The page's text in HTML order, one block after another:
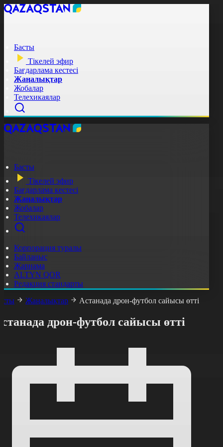
Басты
Тікелей эфир
Бағдарлама кестесі
Жаңалықтар
Жобалар
Телехикаялар
Басты
Тікелей эфир
Бағдарлама кестесі
Жаңалықтар
Жобалар
Телехикаялар
Корпорация туралы
Байланыс
Жарнама
ALTYN QOR
Редакция стандарты
Жаңалықтар Астанада дрон-футбол сайысы өтті
дрон-футбол сайысы өтті